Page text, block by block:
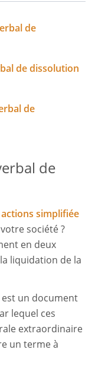
de
de dissolution
de
de
simplifiée
société ?
en deux
liquidation de la
est un document
lequel ces
extraordinaire
un terme à